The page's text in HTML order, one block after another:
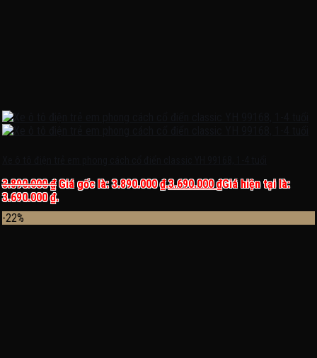
3.890.000₫ Giá gốc là: 3.890.000 ₫.3.690.000₫Giá hiện tại là:
3.690.000 ₫.
-22%